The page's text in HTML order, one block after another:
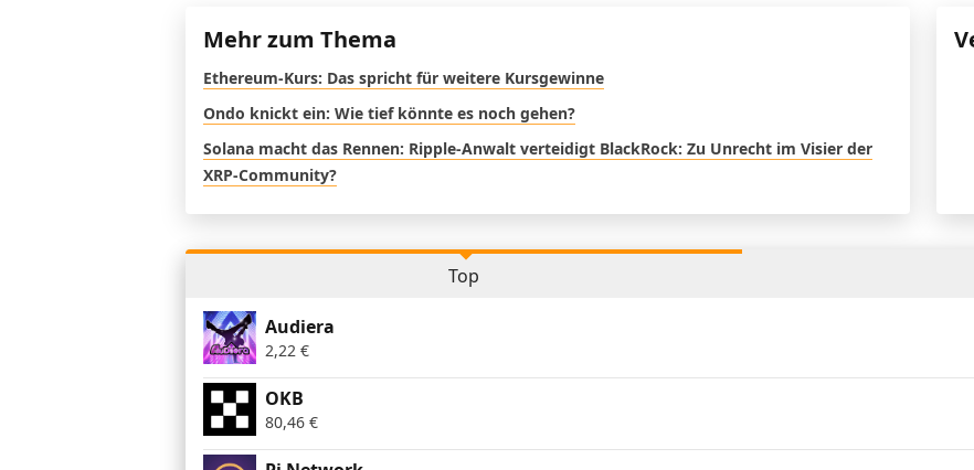
Mehr zum Thema
Ethereum-Kurs: Das spricht für weitere Kursgewinne
Ondo knickt ein: Wie tief könnte es noch gehen?
Solana macht das Rennen: Ripple-Anwalt verteidigt BlackRock: Zu Unrecht im Visier der
XRP-Community?
Top
Audiera
2,22 €
OKB
80,46 €